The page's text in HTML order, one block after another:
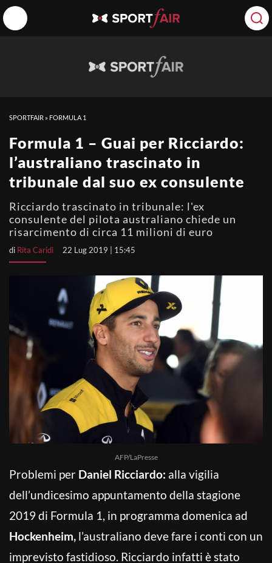
SPORTFAIR » FORMULA 1
Formula 1 – Guai per Ricciardo:
l’australiano trascinato in
tribunale dal suo ex consulente
Ricciardo trascinato in tribunale: l'ex
consulente del pilota australiano chiede un
risarcimento di circa 11 milioni di euro
di Rita Caridi 22 Lug 2019 | 15:45
AFP/LaPresse
Problemi per Daniel Ricciardo: alla vigilia
dell’undicesimo appuntamento della stagione
2019 di Formula 1, in programma domenica ad
Hockenheim, l’australiano deve fare i conti con un
imprevisto fastidioso. Ricciardo infatti è stato